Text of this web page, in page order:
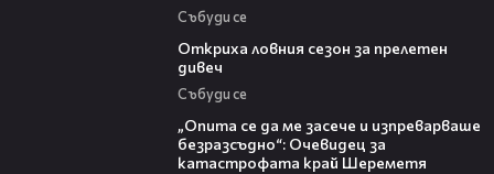
Събуди се
Откриха ловния сезон за прелетен
дивеч
Събуди се
„Опита се да ме засече и изпреварваше
безразсъдно“: Очевидец за
катастрофата край Шереметя